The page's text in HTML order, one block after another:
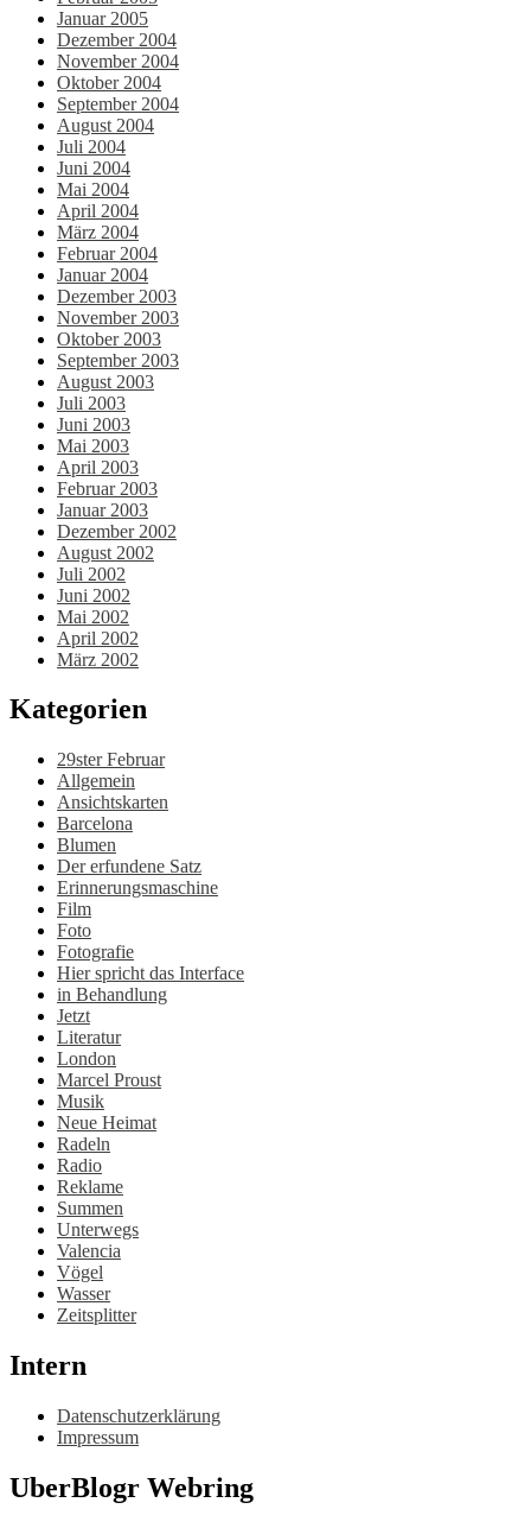
Januar 2005
Dezember 2004
November 2004
Oktober 2004
September 2004
August 2004
Juli 2004
Juni 2004
Mai 2004
April 2004
März 2004
Februar 2004
Januar 2004
Dezember 2003
November 2003
Oktober 2003
September 2003
August 2003
Juli 2003
Juni 2003
Mai 2003
April 2003
Februar 2003
Januar 2003
Dezember 2002
August 2002
Juli 2002
Juni 2002
Mai 2002
April 2002
März 2002
Kategorien
29ster Februar
Allgemein
Ansichtskarten
Barcelona
Blumen
Der erfundene Satz
Erinnerungsmaschine
Film
Foto
Fotografie
Hier spricht das Interface
in Behandlung
Jetzt
Literatur
London
Marcel Proust
Musik
Neue Heimat
Radeln
Radio
Reklame
Summen
Unterwegs
Valencia
Vögel
Wasser
Zeitsplitter
Intern
Datenschutzerklärung
Impressum
UberBlogr Webring